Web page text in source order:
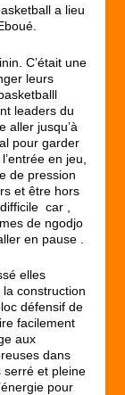
a lieu
C’était une
leurs
leaders du
aller jusqu’à
pour garder
en jeu,
de pression
et être hors
car ,
de ngodjo
en pause .
elles
construction
défensif de
facilement
aux
dans
serré et pleine
pour